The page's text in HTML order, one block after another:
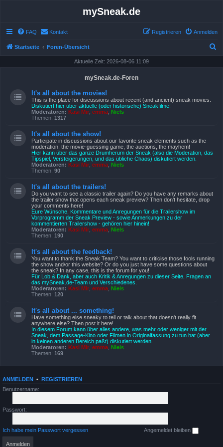
mySneak.de
FAQ Kontakt Anmelden
Registrieren
Startseite Foren-Übersicht
Aktuelle Zeit: 2026-08-06 11:09
mySneak.de-Foren
It's all about the movies!
This is the place for discussions about recent (and ancient) sneak movies.
Diskutiert hier über aktuelle (oder historische) Sneakfilme!
Moderatoren: Kasi Mir emma Niels
Themen: 1317
It's all about the show!
Participate in discussions about our favorite sneak elements such as the
moderation, the movie-guessing game, the auctions, the mayhem!
Hier kann über das ganze Drumherum der Sneak (also die Moderation, das
Tipspiel, Versteigerungen, und das übliche Chaos) diskutiert werden.
Moderatoren: Kasi Mir emma Niels
Themen: 90
It's all about the trailers!
Do you want to see a classic trailer again? Do you have any remarks about
the trailer show that opens each sneak preview? Then don't hesitate, drop
your comments here!
Eure Wünsche, Kommentare und Anregungen für die Trailershow im
Vorprogramm der Sneak Preview - sowie Anmerkungen zu der
kommentierten Trailershow - gehören hier hinein!
Moderatoren: Kasi Mir emma Niels
Themen: 190
It's all about the feedback!
You want to thank the Sneak Team? You want to criticise those fools running
the show and/or this website? Or do you just have some questions about
the sneak? In any case, this is the forum for you!
Für Lob & Dank, aber auch Kritik & Anregungen zu dieser Seite, Fragen an
das mySneak.de-Team und Verschiedenes.
Moderatoren: Kasi Mir emma Niels
Themen: 120
It's all about ... something!
Have something else sneaky to tell or talk about that doesn't really fit
anywhere else? Then post it here!
In diesem Forum kann über alles andere, was mehr oder weniger mit der
Sneak, dem Passage-Kino oder Filmen in Originalfassung zu tun hat (aber
in keinen anderen Bereich paßt) diskutiert werden.
Moderatoren: Kasi Mir emma Niels
Themen: 169
ANMELDEN • REGISTRIEREN
Benutzername:
Passwort:
Ich habe mein Passwort vergessen Angemeldet bleiben